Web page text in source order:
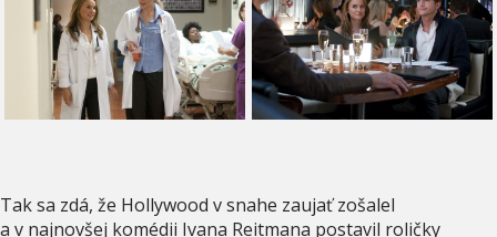
Tak sa zdá, že Hollywood v snahe zaujať zošalel
a v najnovšej komédii Ivana Reitmana postavil roličky